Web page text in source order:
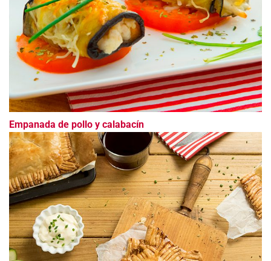
Empanada de pollo y calabacín